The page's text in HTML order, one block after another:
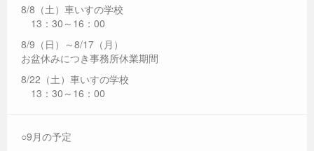
8/8（土）車いすの学校
13：30～16：00
8/9（日）～8/17（月）
お盆休みにつき事務所休業期間
8/22（土）車いすの学校
13：30～16：00
○9月の予定